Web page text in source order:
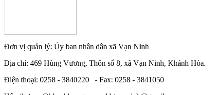
Đơn vị quản lý: Ủy ban nhân dân xã Vạn Ninh
Địa chỉ: 469 Hùng Vương, Thôn số 8, xã Vạn Ninh, Khánh Hòa.
Điện thoại: 0258 - 3840220 - Fax: 0258 - 3841050